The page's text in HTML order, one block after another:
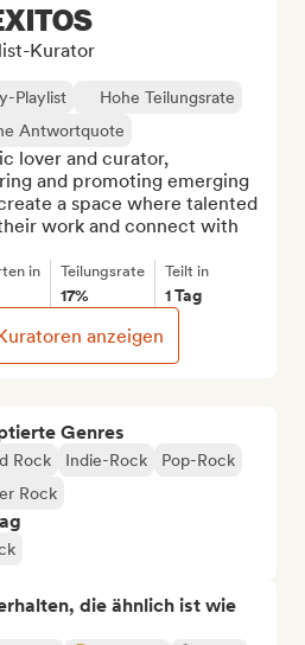
Genres
Rock Indie-Rock
Pop-Rock
Rock
die ähnlich ist wie
Kurator
Playlist
Hohe Teilungsrate
Antwortquote
lover and curator,
and promoting emerging
a space where talented
work and connect with
in Teilungsrate
17%
Teilt in
1 Tag
anzeigen